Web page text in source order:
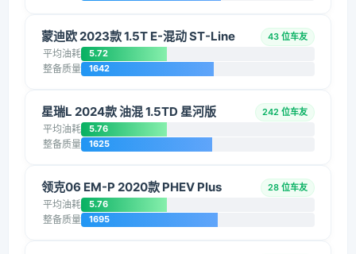
蒙迪欧 2023款 1.5T E-混动 ST-Line 43 位车友
平均油耗 5.72
整备质量 1642
星瑞L 2024款 油混 1.5TD 星河版 242 位车友
平均油耗 5.76
整备质量 1625
领克06 EM-P 2020款 PHEV Plus 28 位车友
平均油耗 5.76
整备质量 1695